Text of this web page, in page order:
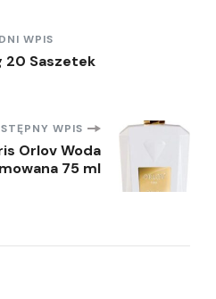
WPIS
20 Saszetek
WPIS
Orlov Woda
75 ml